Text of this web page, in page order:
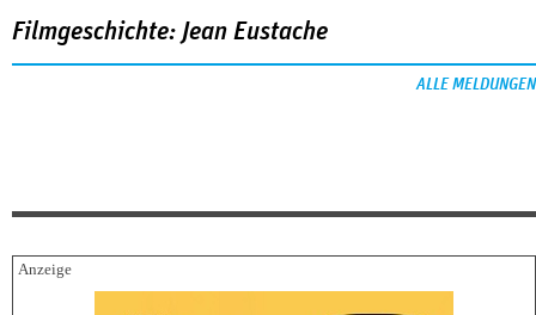
Filmgeschichte: Jean Eustache
ALLE MELDUNGEN